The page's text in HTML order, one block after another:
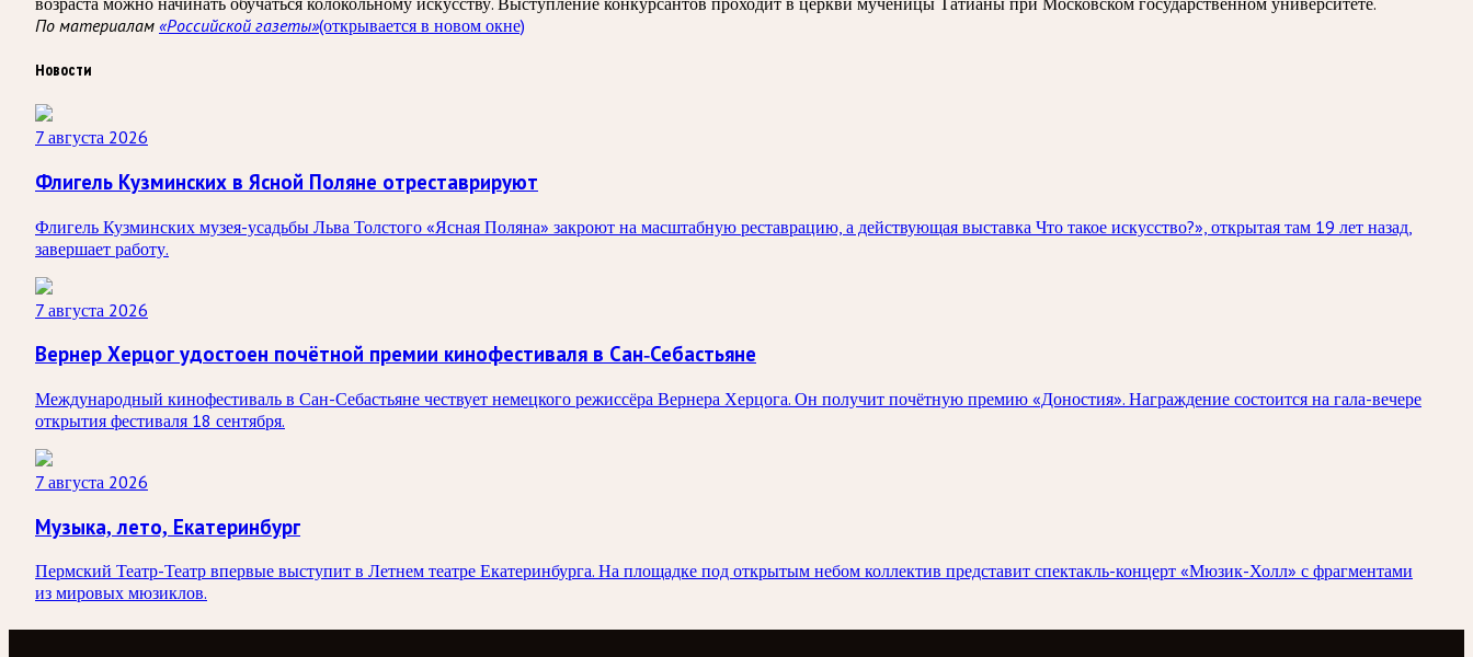
По материалам «Российской газеты»(открывается в новом окне)
Новости
7 августа 2026
Флигель Кузминских в Ясной Поляне отреставрируют
Флигель Кузминских музея-усадьбы Льва Толстого «Ясная Поляна» закроют на масштабную реставрацию, а действующая выставка Что такое искусство?», открытая там 19 лет назад,
завершает работу.
7 августа 2026
Вернер Херцог удостоен почётной премии кинофестиваля в Сан-Себастьяне
Международный кинофестиваль в Сан-Себастьяне чествует немецкого режиссёра Вернера Херцога. Он получит почётную премию «Доностия». Награждение состоится на гала-вечере
открытия фестиваля 18 сентября.
7 августа 2026
Музыка, лето, Екатеринбург
Пермский Театр-Театр впервые выступит в Летнем театре Екатеринбурга. На площадке под открытым небом коллектив представит спектакль-концерт «Мюзик-Холл» с фрагментами
из мировых мюзиклов.